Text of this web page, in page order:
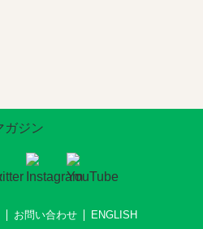
お問い合わせ ENGLISH